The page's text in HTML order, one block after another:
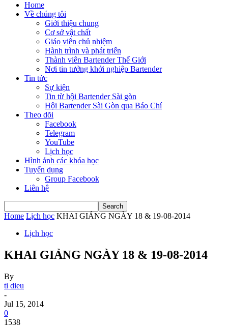
Home
Về chúng tôi
Giới thiệu chung
Cơ sở vật chất
Giáo viên chủ nhiệm
Hành trình và phát triển
Thành viên Bartender Thế Giới
Nơi tin tưởng khởi nghiệp Bartender
Tin tức
Sự kiện
Tin từ hội Bartender Sài gòn
Hội Bartender Sài Gòn qua Báo Chí
Theo dõi
Facebook
Telegram
YouTube
Lịch học
Hình ảnh các khóa học
Tuyển dụng
Group Facebook
Liên hệ
Home Lịch học KHAI GIẢNG NGÀY 18 & 19-08-2014
Lịch học
KHAI GIẢNG NGÀY 18 & 19-08-2014
By
ti dieu
-
Jul 15, 2014
0
1538